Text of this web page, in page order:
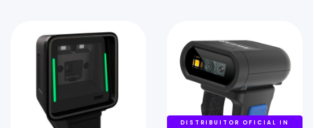
DISTRIBUITOR OFICIAL IN